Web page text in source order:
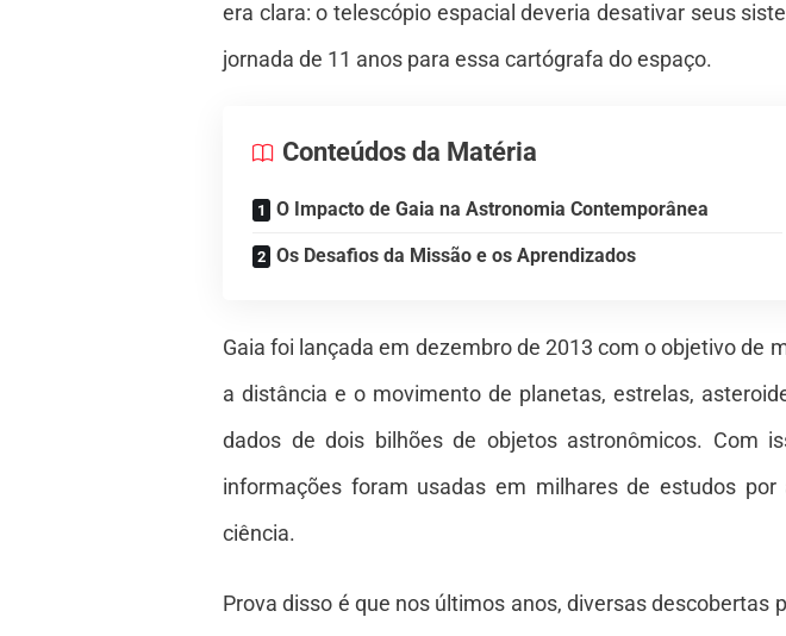
era clara: o telescópio espacial deveria desativar seus
jornada de 11 anos para essa cartógrafa do espaço.
Conteúdos da Matéria
O Impacto de Gaia na Astronomia Contemporânea
Os Desafios da Missão e os Aprendizados
Gaia foi lançada em dezembro de 2013 com o objetivo de
a distância e o movimento de planetas, estrelas,
dados de dois bilhões de objetos astronômicos. Com
informações foram usadas em milhares de estudos
ciência.
Prova disso é que nos últimos anos, diversas